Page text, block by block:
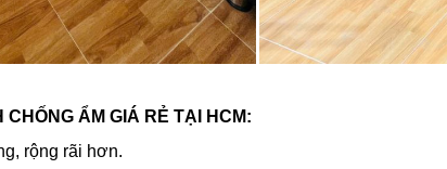
CHỐNG ẨM GIÁ RẺ TẠI HCM:
rộng rãi hơn.